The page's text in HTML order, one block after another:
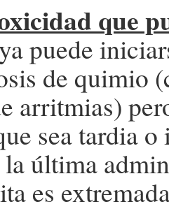
que
puede
de quimio
arritmias)
sea tardia o
la última
es